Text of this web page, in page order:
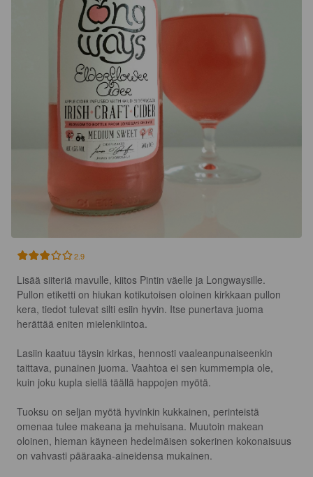
2.9
Lisää siiteriä mavulle, kiitos Pintin väelle ja Longwaysille.
Pullon etiketti on hiukan kotikutoisen oloinen kirkkaan pullon
kera, tiedot tulevat silti esiin hyvin. Itse punertava juoma
herättää eniten mielenkiintoa.
Lasiin kaatuu täysin kirkas, hennosti vaaleanpunaiseenkin
taittava, punainen juoma. Vaahtoa ei sen kummempia ole,
kuin joku kupla siellä täällä happojen myötä.
Tuoksu on seljan myötä hyvinkin kukkainen, perinteistä
omenaa tulee makeana ja mehuisana. Muutoin makean
oloinen, hieman käyneen hedelmäisen sokerinen kokonaisuus
on vahvasti pääraaka-aineidensa mukainen.